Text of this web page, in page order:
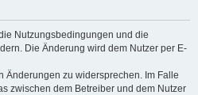
Nutzungsbedingungen und die
Die Änderung wird dem Nutzer per E-
Änderungen zu widersprechen. Im Falle
zwischen dem Betreiber und dem Nutzer